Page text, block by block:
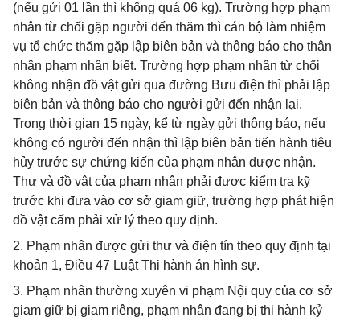
(nếu gửi 01 lần thì không quá 06 kg). Trường hợp phạm
nhân từ chối gặp người đến thăm thì cán bộ làm nhiệm
vụ tổ chức thăm gặp lập biên bản và thông báo cho thân
nhân phạm nhân biết. Trường hợp phạm nhân từ chối
không nhận đồ vật gửi qua đường Bưu điện thì phải lập
biên bản và thông báo cho người gửi đến nhận lại.
Trong thời gian 15 ngày, kể từ ngày gửi thông báo, nếu
không có người đến nhận thì lập biên bản tiến hành tiêu
hủy trước sự chứng kiến của phạm nhân được nhận.
Thư và đồ vật của phạm nhân phải được kiểm tra kỹ
trước khi đưa vào cơ sở giam giữ, trường hợp phát hiện
đồ vật cấm phải xử lý theo quy định.
2. Phạm nhân được gửi thư và điện tín theo quy định tại
khoản 1, Điều 47 Luật Thi hành án hình sự.
3. Phạm nhân thường xuyên vi phạm Nội quy của cơ sở
giam giữ bị giam riêng, phạm nhân đang bị thi hành kỷ